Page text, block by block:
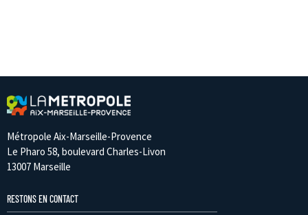
Métropole Aix-Marseille-Provence
Le Pharo 58, boulevard Charles-Livon
13007 Marseille
RESTONS EN CONTACT